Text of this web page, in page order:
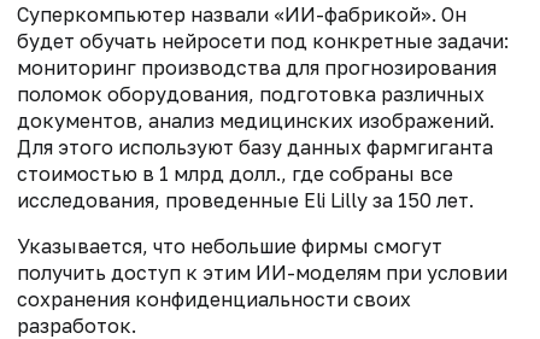
Суперкомпьютер назвали «ИИ-фабрикой». Он
будет обучать нейросети под конкретные задачи:
мониторинг производства для прогнозирования
поломок оборудования, подготовка различных
документов, анализ медицинских изображений.
Для этого используют базу данных фармгиганта
стоимостью в 1 млрд долл., где собраны все
исследования, проведенные Eli Lilly за 150 лет.
Указывается, что небольшие фирмы смогут
получить доступ к этим ИИ-моделям при условии
сохранения конфиденциальности своих
разработок.